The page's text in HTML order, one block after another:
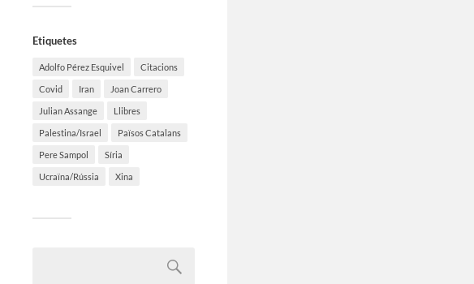
Etiquetes
Adolfo Pérez Esquivel Citacions
Covid Iran Joan Carrero
Julian Assange Llibres
Palestina/Israel Països Catalans
Pere Sampol Síria
Ucraïna/Rússia Xina